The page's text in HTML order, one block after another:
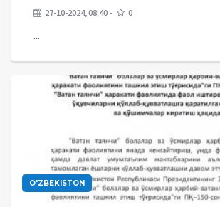
27-10-2024, 08:40 0
...
O'ZBEKISTON